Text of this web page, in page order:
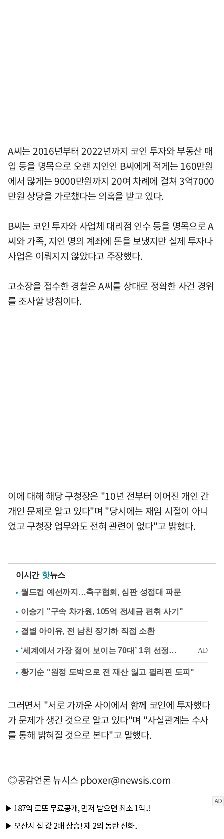
A씨는 2016년부터 2022년까지 코인 투자와 부동산 매
입 등을 명목으로 오랜 지인인 B씨에게 적게는 160만원
에서 많게는 9000만원까지 20여 차례에 걸쳐 3억7000
만원 상당을 가로챘다는 의혹을 받고 있다.
B씨는 코인 투자와 사업체 대리점 인수 등을 명목으로 A
씨와 가족, 지인 명의 계좌에 돈을 보냈지만 실제 투자나
사업은 이뤄지지 않았다고 주장했다.
고소장을 접수한 경찰은 A씨를 상대로 정확한 사건 경위
를 조사할 방침이다.
이에 대해 해당 구청장은 "10년 전부터 이어진 개인 간
개인 문제로 알고 있다"며 "당시에는 재임 시절이 아니
었고 구청장 업무와도 전혀 관련이 없다"고 밝혔다.
이시간 핫뉴스
월드컵 예선까지…축구협회, 심판 성접대 파문
이승기 "구속 차가원, 105억 전세금 편취 사기"
결별 아이유, 전 남친 장기하 직접 소환
황기순 "원정 도박으로 전 재산 잃고 필리핀 도피"
그러면서 "서로 가까운 사이에서 함께 코인에 투자했다
가 문제가 생긴 것으로 알고 있다"며 "사실관계는 수사
를 통해 밝혀질 것으로 본다"고 말했다.
◎공감언론 뉴시스pboxer@newsis.com